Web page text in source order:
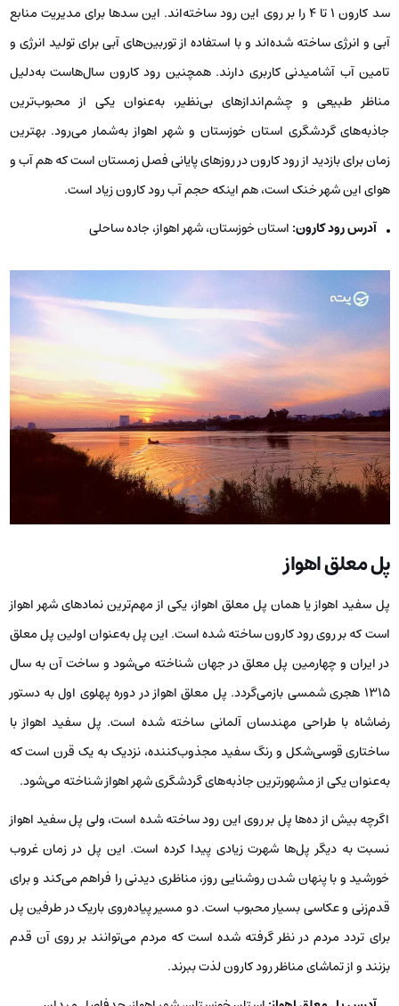
سد کارون ۱ تا ۴ را بر روی این رود ساخته‌اند. این سدها برای مدیریت منابع
آبی و انرژی ساخته شده‌اند و با استفاده از توربین‌های آبی برای تولید انرژی و
تامین آب آشامیدنی کاربری دارند. همچنین رود کارون سال‌هاست به‌دلیل
مناظر طبیعی و چشم‌اندازهای بی‌نظیر، به‌عنوان یکی از محبوب‌ترین
جاذبه‌های گردشگری استان خوزستان و شهر اهواز به‌شمار می‌رود. بهترین
زمان برای بازدید از رود کارون در روزهای پایانی فصل زمستان است که هم آب و
هوای این شهر خنک است، هم اینکه حجم آب رود کارون زیاد است.
آدرس رود کارون: استان خوزستان، شهر اهواز، جاده ساحلی
پل معلق اهواز
پل سفید اهواز یا همان پل معلق اهواز، یکی از مهم‌ترین نمادهای شهر اهواز
است که بر روی رود کارون ساخته شده است. این پل به‌عنوان اولین پل معلق
در ایران و چهارمین پل معلق در جهان شناخته می‌شود و ساخت آن به سال
۱۳۱۵ هجری شمسی بازمی‌گردد. پل معلق اهواز در دوره پهلوی اول به دستور
رضاشاه با طراحی مهندسان آلمانی ساخته شده است. پل سفید اهواز با
ساختاری قوسی‌شکل و رنگ سفید مجذوب‌کننده، نزدیک به یک قرن است که
به‌عنوان یکی از مشهورترین جاذبه‌های گردشگری شهر اهواز شناخته می‌شود.
اگرچه بیش از ده‌ها پل بر روی این رود ساخته شده است، ولی پل سفید اهواز
نسبت به دیگر پل‌ها شهرت زیادی پیدا کرده است. این پل در زمان غروب
خورشید و با پنهان شدن روشنایی روز، مناظری دیدنی را فراهم می‌کند و برای
قدم‌زنی و عکاسی بسیار محبوب است. دو مسیر پیاده‌روی باریک در طرفین پل
برای تردد مردم در نظر گرفته شده است که مردم می‌توانند بر روی آن قدم
بزنند و از تماشای مناظر رود کارون لذت ببرند.